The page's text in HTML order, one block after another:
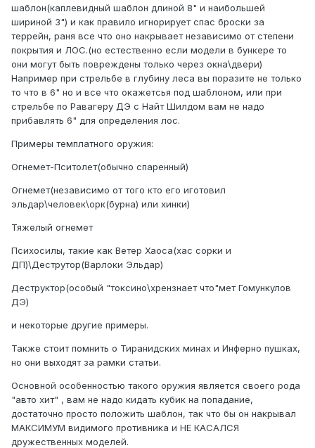
шаблон(каплевидный шаблон длиной 8" и наибольшей
шириной 3") и как правило игнорирует спас броски за
террейн, раня все что оно накрывает независимо от степени
покрытия и ЛОС.(но естественно если модели в бункере то
они могут быть повреждены только через окна\двери)
Например при стрельбе в глубину леса вы поразите не только
то что в 6" но и все что окажетсья под шаблоном, или при
стрельбе по Равагеру ДЭ с Найт Шилдом вам не надо
прибавлять 6" для определения лос.
Примеры темплатного оружия:
Огнемет-Пситолет(обычно спаренный)
Огнемет(независимо от того кто его иготовил
эльдар\человек\орк(бурна) или хинки)
Тяжелый огнемет
Психосилы, такие как Ветер Хаоса(хас сорки и
ДП)\Деструтор(Варлоки Эльдар)
Деструктор(особый "токсино\хрензнает что"мет Гомункулов
ДЭ)
и некоторые другие примеры.
Также стоит помнить о Тиранидских минах и Инферно пушках,
но они выходят за рамки статьи.
Основной особенностью такого оружия является своего рода
"авто хит" , вам не надо кидать кубик на попадание,
достаточно просто положить шаблон, так что бы он накрывал
МАКСИМУМ видимого противника и НЕ КАСАЛСЯ
дружественных моделей.